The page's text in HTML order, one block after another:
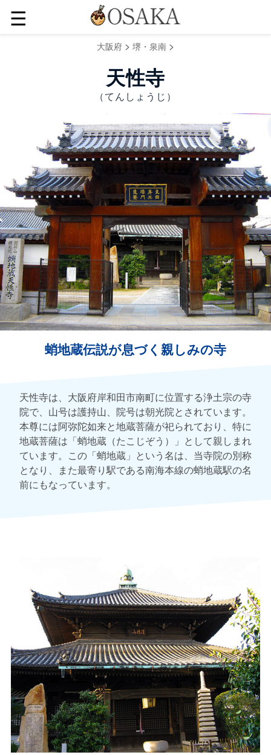
☰
大阪府 > 堺・泉南 >
天性寺
（てんしょうじ）
蛸地蔵伝説が息づく親しみの寺
天性寺は、大阪府岸和田市南町に位置する浄土宗の寺
院で、山号は護持山、院号は朝光院とされています。
本尊には阿弥陀如来と地蔵菩薩が祀られており、特に
地蔵菩薩は「蛸地蔵（たこじぞう）」として親しまれ
ています。この「蛸地蔵」という名は、当寺院の別称
となり、また最寄り駅である南海本線の蛸地蔵駅の名
前にもなっています。